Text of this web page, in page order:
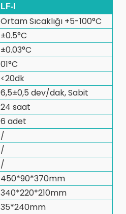
LF-I
Ortam Sıcaklığı +5-100°C
±0.5°C
±0.03°C
01°C
<20dk
6,5±0,5 dev/dak, Sabit
24 saat
6 adet
/
/
/
450*90*370mm
340*220*210mm
35*240mm